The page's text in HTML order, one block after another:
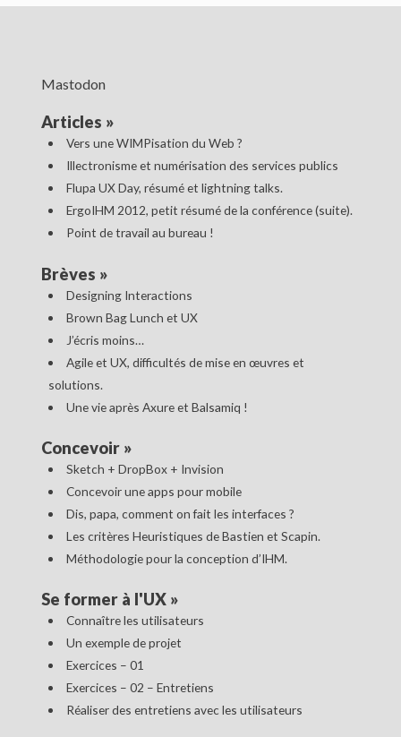
Mastodon
Articles »
Vers une WIMPisation du Web ?
Illectronisme et numérisation des services publics
Flupa UX Day, résumé et lightning talks.
ErgoIHM 2012, petit résumé de la conférence (suite).
Point de travail au bureau !
Brèves »
Designing Interactions
Brown Bag Lunch et UX
J’écris moins…
Agile et UX, difficultés de mise en œuvres et
solutions.
Une vie après Axure et Balsamiq !
Concevoir»
Sketch + DropBox + Invision
Concevoir une apps pour mobile
Dis, papa, comment on fait les interfaces ?
Les critères Heuristiques de Bastien et Scapin.
Méthodologie pour la conception d’IHM.
Se former à l'UX»
Connaître les utilisateurs
Un exemple de projet
Exercices – 01
Exercices – 02 – Entretiens
Réaliser des entretiens avec les utilisateurs